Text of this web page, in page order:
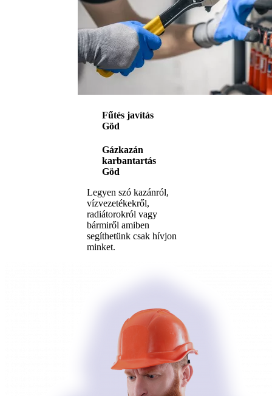
Fűtés javítás
Göd
Gázkazán
karbantartás
Göd
Legyen szó kazánról,
vízvezetékekről,
radiátorokról vagy
bármiről amiben
segíthetünk csak hívjon
minket.